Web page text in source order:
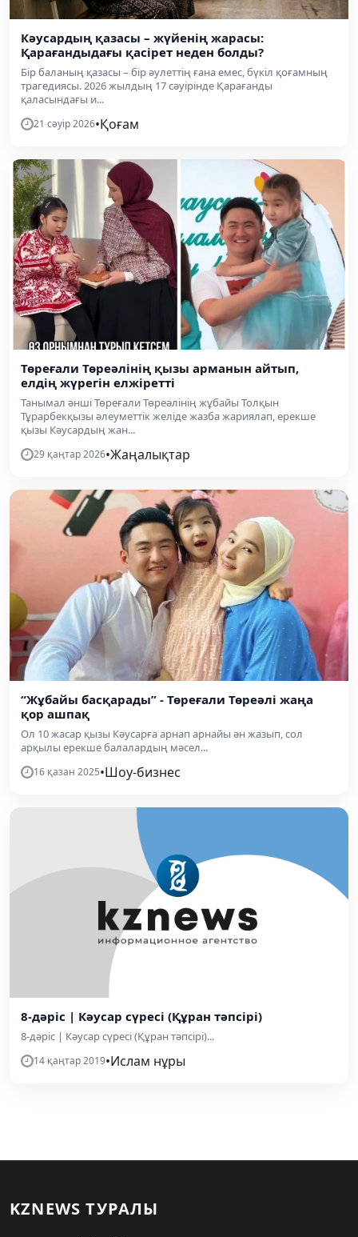
Кәусардың қазасы – жүйенің жарасы:
Қарағандыдағы қасірет неден болды?
Бір баланың қазасы – бір әулеттің ғана емес, бүкіл қоғамның
трагедиясы. 2026 жылдың 17 сәуірінде Қарағанды
қаласындағы и...
21 сәуір 2026•Қоғам
Төреғали Төреәлінің қызы арманын айтып,
елдің жүрегін елжіретті
Танымал әнші Төреғали Төреәлінің жұбайы Толқын
Тұрарбекқызы әлеуметтік желіде жазба жариялап, ерекше
қызы Кәусардың жан...
29 қаңтар 2026•Жаңалықтар
“Жұбайы басқарады” - Төреғали Төреәлі жаңа
қор ашпақ
Ол 10 жасар қызы Кәусарға арнап арнайы ән жазып, сол
арқылы ерекше балалардың мәсел...
16 қазан 2025•Шоу-бизнес
8-дәріс | Кәусар сүресі (Құран тәпсірі)
8-дәріс | Кәусар сүресі (Құран тәпсірі)...
14 қаңтар 2019•Ислам нұры
KZNEWS ТУРАЛЫ